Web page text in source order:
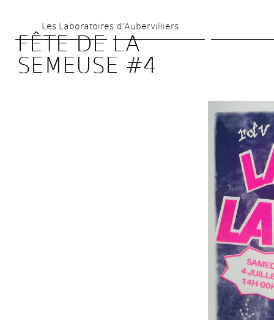
to
main
content
Les Laboratoires d’Aubervilliers
FÊTE DE LA
SEMEUSE #4